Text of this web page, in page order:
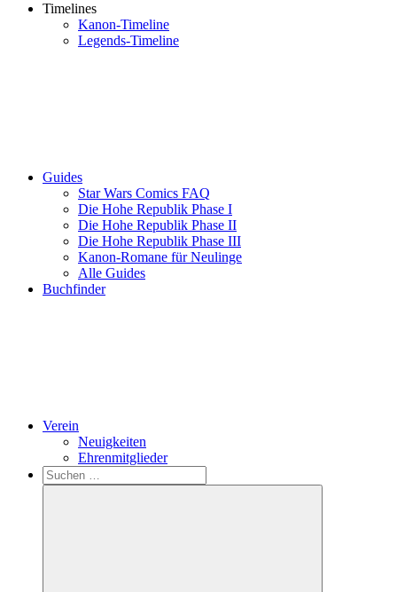
Timelines
Kanon-Timeline
Legends-Timeline
Guides
Star Wars Comics FAQ
Die Hohe Republik Phase I
Die Hohe Republik Phase II
Die Hohe Republik Phase III
Kanon-Romane für Neulinge
Alle Guides
Buchfinder
Verein
Neuigkeiten
Ehrenmitglieder
Search
Suchen
nach: